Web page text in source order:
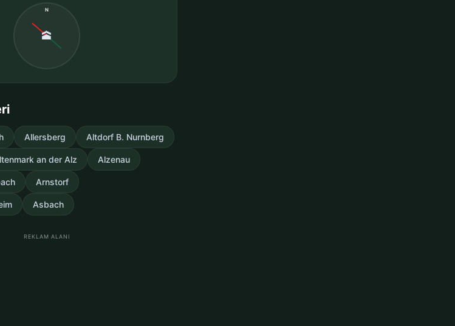
N
🕋
Allersberg Altdorf B. Nurnberg
an der Alz Alzenau
Arnstorf
Asbach
REKLAM ALANI